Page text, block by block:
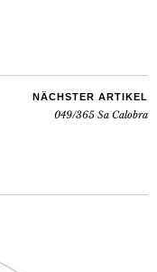
NÄCHSTER ARTIKEL
049/365 Sa Calobra